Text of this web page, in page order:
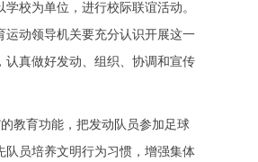
校为单位，进行校际联谊活动。
动领导机关要充分认识开展这一
真做好发动、组织、协调和宣传
教育功能，把发动队员参加足球
员培养文明行为习惯，增强集体